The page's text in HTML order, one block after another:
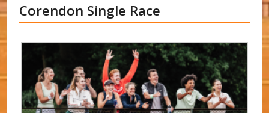
Corendon Single Race